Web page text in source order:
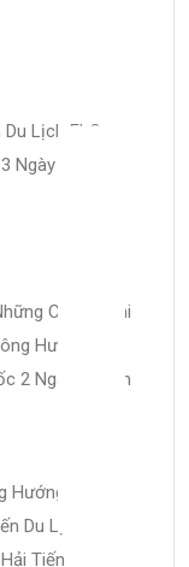
Lịch FLC
Ngày 2 đêm
Chi Phí Khi
Hưng –
2 Ngày 1 Đêm
Hướng Dẫn Di
Du Lịch
Tiến